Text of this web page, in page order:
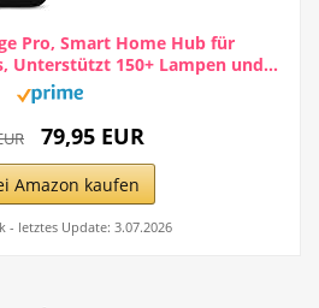
Pro, Smart Home Hub für
Unterstützt 150+ Lampen und...
79,95 EUR
Amazon kaufen
- letztes Update: 3.07.2026